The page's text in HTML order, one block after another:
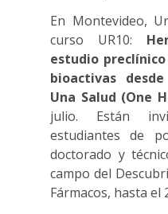
En Montevideo,
curso UR10:
estudio
bioactivas
Una Salud (One
julio. Están
estudiantes de
doctorado y
campo del
Fármacos, hasta el